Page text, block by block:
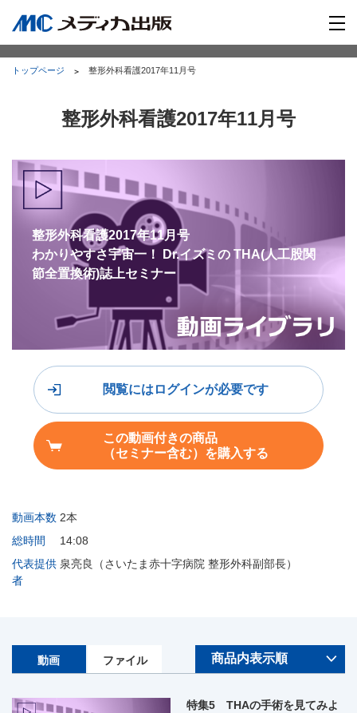
トップページ 整形外科看護2017年11月号
整形外科看護2017年11月号
整形外科看護2017年11月号
わかりやすさ宇宙一！ Dr.イズミの THA(人工股関
節全置換術)誌上セミナー
動画本数 2本
総時間
14:08
代表提供
者
泉亮良（さいたま赤十字病院 整形外科副部長）
閲覧にはログインが必要です
この動画付きの商品
（セミナー含む）を購入する
動画 ファイル
特集5 THAの手術を見てみよ